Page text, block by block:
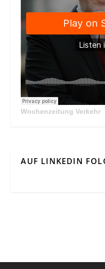
Wochenzeitung Verkehr ·
AUF LINKEDIN